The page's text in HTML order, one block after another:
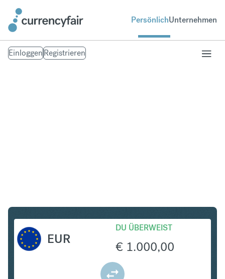
PersönlichUnternehmen
EinloggenRegistrieren
EUR
DU ÜBERWEIST
€ 1.000,00